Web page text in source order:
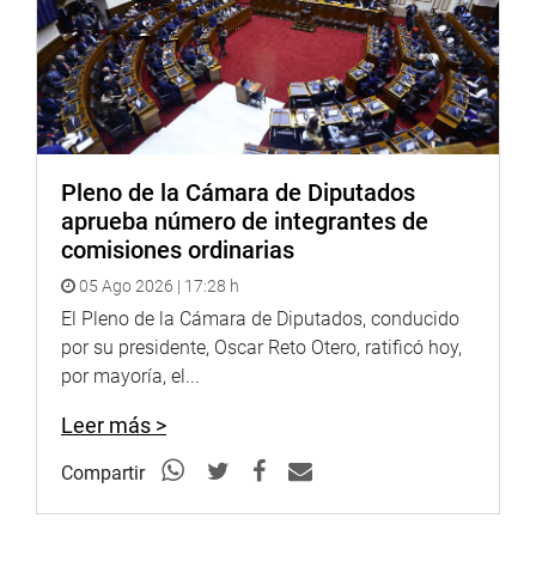
Pleno de la Cámara de Diputados
aprueba número de integrantes de
comisiones ordinarias
05 Ago 2026 | 17:28 h
El Pleno de la Cámara de Diputados, conducido
por su presidente, Oscar Reto Otero, ratificó hoy,
por mayoría, el...
Leer más >
Compartir